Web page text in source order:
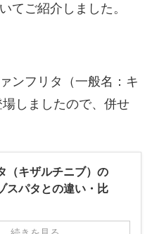
てご紹介しました。
ンフリタ（一般名：キ
しましたので、併せ
（キザルチニブ）の
スパタとの違い・比